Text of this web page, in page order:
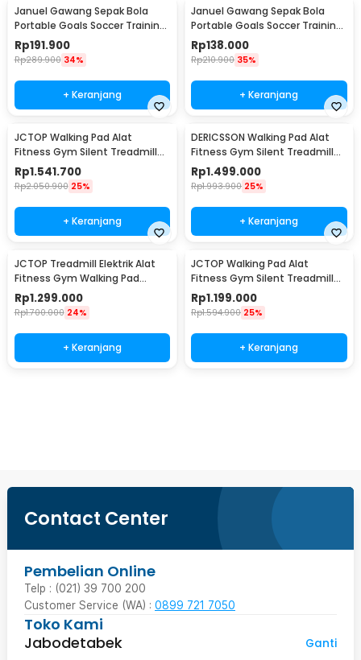
Januel Gawang Sepak Bola
Portable Goals Soccer Training
Equipment 4in1 - JN42
Rp191.900
Rp289.900 34%
+ Keranjang
Januel Gawang Sepak Bola
Portable Goals Soccer Training
Equipment 2in1 - Jn43
Rp138.000
Rp210.900 35%
+ Keranjang
JCTOP Walking Pad Alat
Fitness Gym Silent Treadmill
1.25 HP - 390PB
Rp1.541.700
Rp2.050.900 25%
+ Keranjang
DERICSSON Walking Pad Alat
Fitness Gym Silent Treadmill
2.0 HP - 490
Rp1.499.000
Rp1.993.900 25%
+ Keranjang
JCTOP Treadmill Elektrik Alat
Fitness Gym Walking Pad
Speaker 2.5 HP - 590F
Rp1.299.000
Rp1.700.000 24%
+ Keranjang
JCTOP Walking Pad Alat
Fitness Gym Silent Treadmill
2.5HP - 590JCK
Rp1.199.000
Rp1.594.900 25%
+ Keranjang
Contact Center
Pembelian Online
Telp : (021) 39 700 200
Customer Service (WA) : 0899 721 7050
Toko Kami
Jabodetabek
Ganti